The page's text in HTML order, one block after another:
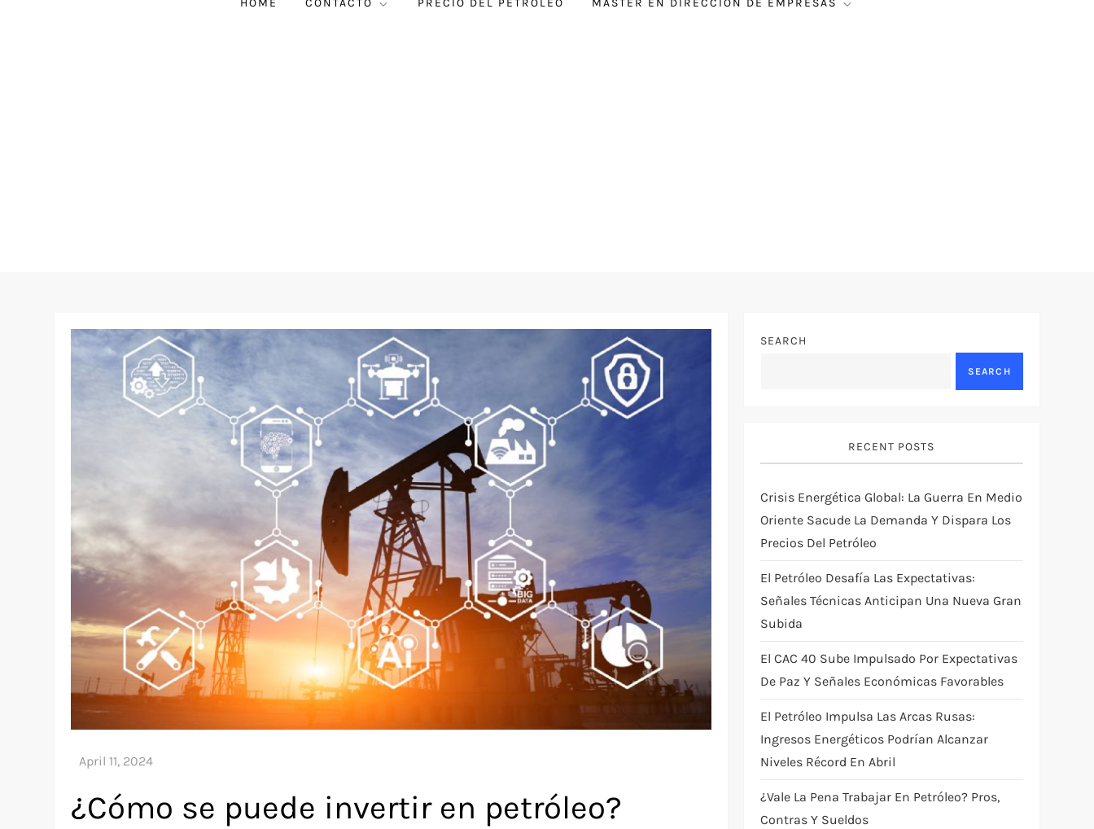
HOME CONTACTO PRECIO DEL PETRÓLEO MÁSTER EN DIRECCIÓN DE EMPRESAS
¿Cómo se puede invertir en petróleo?
SEARCH
SEARCH
RECENT POSTS
Crisis Energética Global: La Guerra En Medio
Oriente Sacude La Demanda Y Dispara Los
Precios Del Petróleo
El Petróleo Desafía Las Expectativas:
Señales Técnicas Anticipan Una Nueva Gran
Subida
El CAC 40 Sube Impulsado Por Expectativas
De Paz Y Señales Económicas Favorables
El Petróleo Impulsa Las Arcas Rusas:
Ingresos Energéticos Podrían Alcanzar
Niveles Récord En Abril
¿Vale La Pena Trabajar En Petróleo? Pros,
Contras Y Sueldos